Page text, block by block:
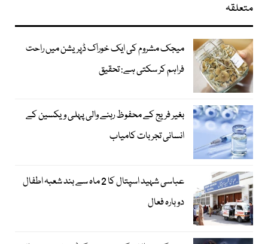
متعلقہ
میجک مشروم کی ایک خوراک ڈپریشن میں راحت
فراہم کر سکتی ہے: تحقیق
بغیر فریج کے محفوظ رہنے والی پہلی ویکسین کے
انسانی تجربات کامیاب
عباسی شہید اسپتال کا 2 ماہ سے بند شعبہ اطفال
دوبارہ فعال